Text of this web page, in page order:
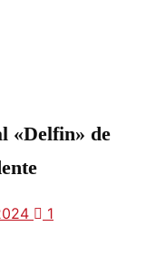
«Delfin» de
1